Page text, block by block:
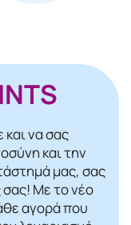
και να σας
και την
μας, σας
Mε το νέο
αγορά που